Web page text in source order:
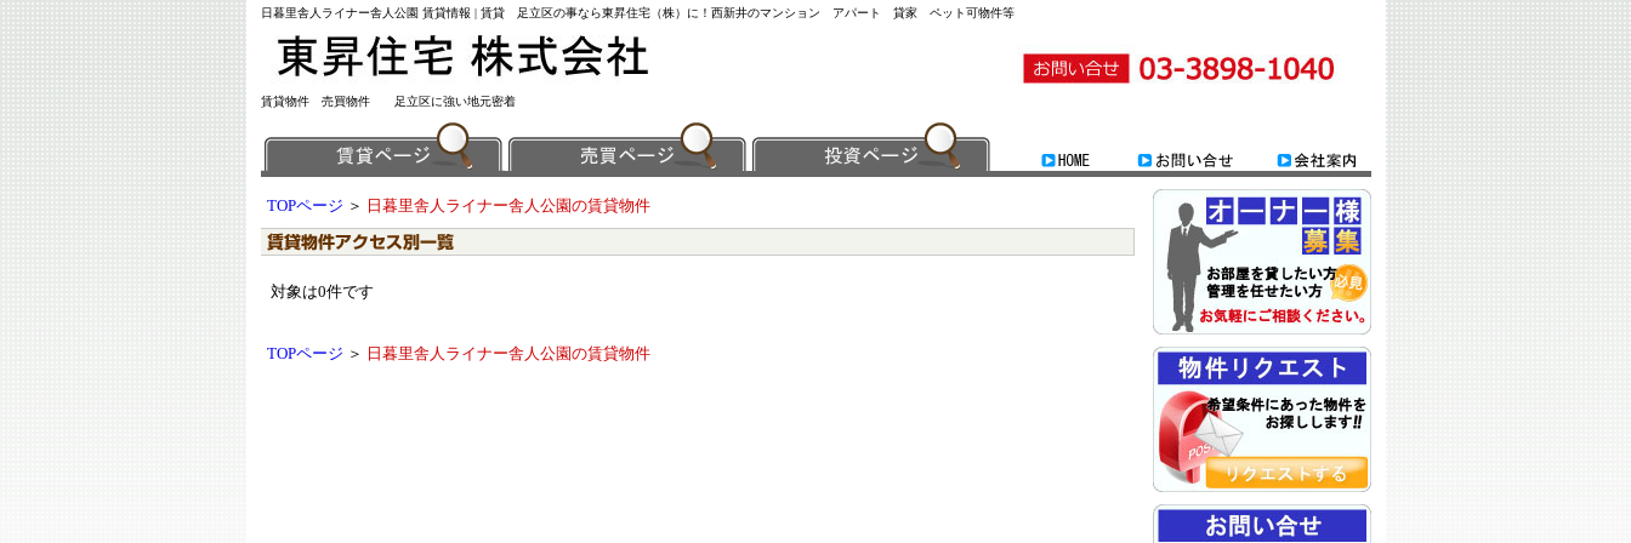
日暮里舎人ライナー舎人公園 賃貸情報 | 賃貸 足立区の事なら東昇住宅（株）に！西新井のマンション アパート 貸家 ペット可物件等
賃貸物件 売買物件 足立区に強い地元密着
TOPページ ＞ 日暮里舎人ライナー舎人公園の賃貸物件
対象は0件です
TOPページ ＞ 日暮里舎人ライナー舎人公園の賃貸物件